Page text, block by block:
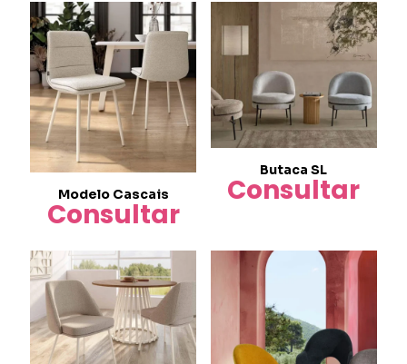
Modelo Cascais
Consultar
Butaca SL
Consultar